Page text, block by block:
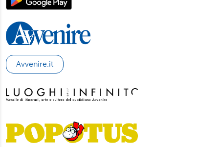
Avvenire.it